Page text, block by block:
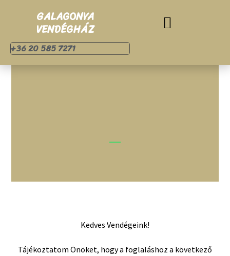
GALAGONYA
VENDÉGHÁZ
+36 20 585 7271
Kedves Vendégeink!
Tájékoztatom Önöket, hogy a foglaláshoz a következő